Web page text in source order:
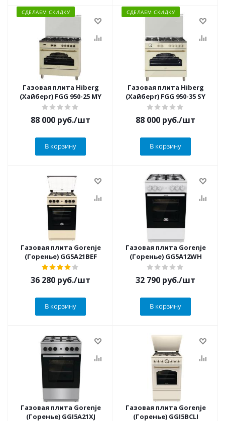
СДЕЛАЕМ СКИДКУ
Газовая плита Hiberg
(Хайберг) FGG 950-25 MY
88 000 руб./шт
В корзину
СДЕЛАЕМ СКИДКУ
Газовая плита Hiberg
(Хайберг) FGG 950-35 SY
88 000 руб./шт
В корзину
Газовая плита Gorenje
(Горенье) GG5A21BEF
36 280 руб./шт
В корзину
Газовая плита Gorenje
(Горенье) GG5A12WH
32 790 руб./шт
В корзину
Газовая плита Gorenje
(Горенье) GGI5A21XJ
Газовая плита Gorenje
(Горенье) GGI5BCLI